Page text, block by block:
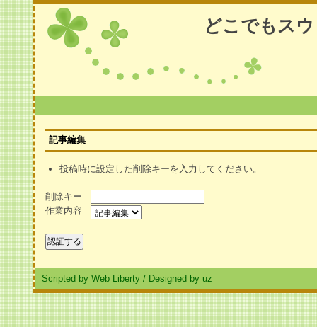
どこでもス
記事編集
投稿時に設定した削除キーを入力してください。
削除キー
作業内容
Scripted by Web Liberty / Designed by uz